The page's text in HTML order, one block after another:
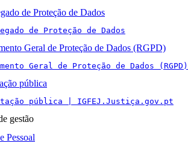
de Proteção de Dados
de Proteção de Dados
Geral de Proteção de Dados (RGPD)
Geral de Proteção de Dados (RGPD)
pública
pública | IGFEJ.Justiça.gov.pt
gestão
Pessoal